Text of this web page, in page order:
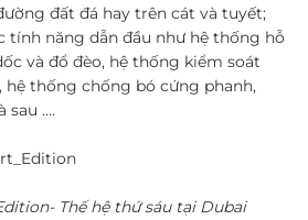
đất đá hay trên cát và tuyết;
tính năng dẫn đầu như hệ thống hỗ
và đổ đèo, hệ thống kiểm soát
thống chống bó cứng phanh,
sau ….
Thế hệ thứ sáu tại Dubai